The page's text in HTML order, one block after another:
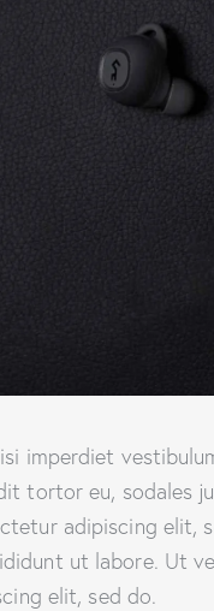
imperdiet
tortor eu, sodales
adipiscing elit,
ut labore. Ut
elit, sed do.